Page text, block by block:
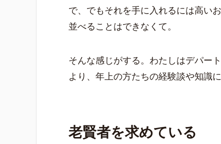
で、でもそれを手に入れるには高い
並べることはできなくて。
そんな感じがする。わたしはデパー
より、年上の方たちの経験談や知識
老賢者を求めている